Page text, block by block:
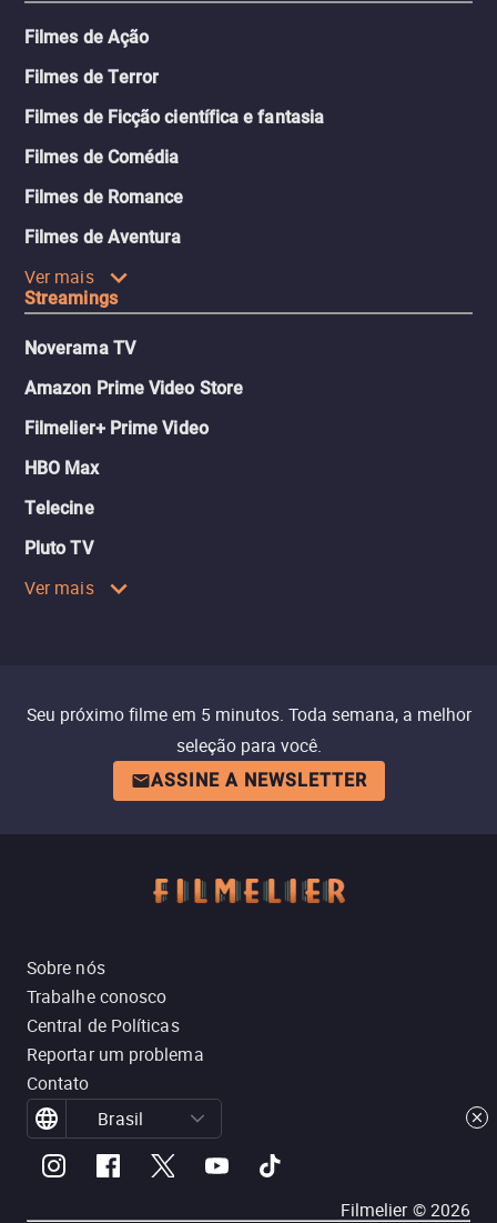
Filmes de Ação
Filmes de Terror
Filmes de Ficção científica e fantasia
Filmes de Comédia
Filmes de Romance
Filmes de Aventura
Ver mais
Streamings
Noverama TV
Amazon Prime Video Store
Filmelier+ Prime Video
HBO Max
Telecine
Pluto TV
Ver mais
Seu próximo filme em 5 minutos. Toda semana, a melhor
seleção para você.
ASSINE A NEWSLETTER
Sobre nós
Trabalhe conosco
Central de Políticas
Reportar um problema
Contato
Brasil
Filmelier ©2026